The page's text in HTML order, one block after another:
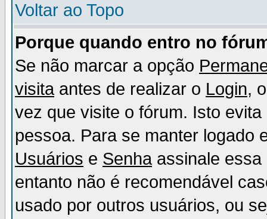
Voltar ao Topo
Porque quando entro no
Se não marcar a opção
visitaantes de realizar o Login,
vez que visite o fórum. Isto
pessoa. Para se manter
Usuários e Senhaassinale essa
entanto não é recomendável
usado por outros usuários, ou